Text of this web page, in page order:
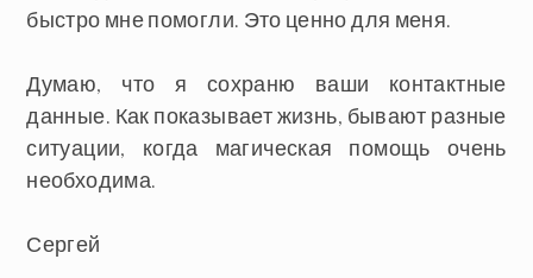
быстро мне помогли. Это ценно для меня.
Думаю, что я сохраню ваши контактные
данные. Как показывает жизнь, бывают разные
ситуации, когда магическая помощь очень
необходима.
Сергей